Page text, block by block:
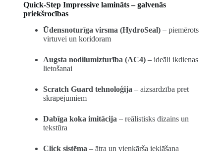
Quick-Step Impressive lamināts – galvenās
priekšrocības
Ūdensnoturīga virsma (HydroSeal)– piemērots
virtuvei un koridoram
Augsta nodilumizturība (AC4)– ideāli ikdienas
lietošanai
Scratch Guard tehnoloģija – aizsardzība pret
skrāpējumiem
Dabīga koka imitācija – reālistisks dizains un
tekstūra
Click sistēma – ātra un vienkārša ieklāšana